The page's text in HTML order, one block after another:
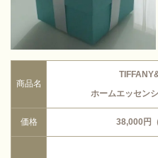
商品名
ホームエッセン
価格 38,000円